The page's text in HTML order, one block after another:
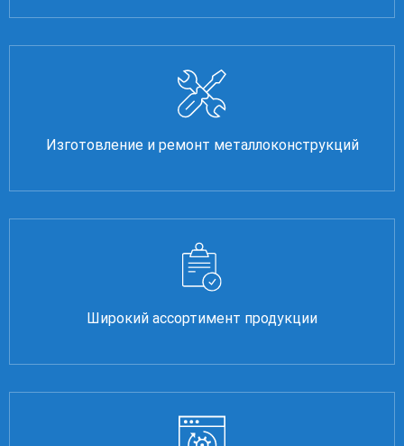
Изготовление и ремонт металлоконструкций
Широкий ассортимент продукции